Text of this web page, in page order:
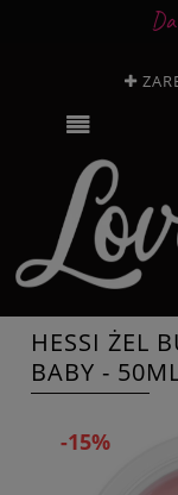
HESSI ŻEL
BABY -
-15%